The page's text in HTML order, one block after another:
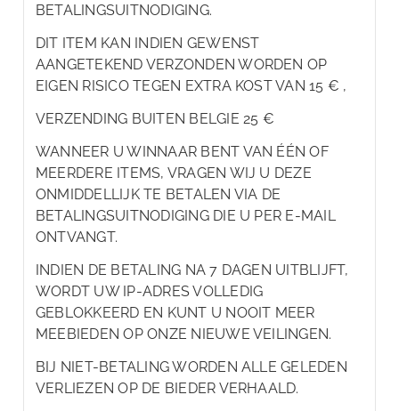
BETALINGSUITNODIGING.
DIT ITEM KAN INDIEN GEWENST
AANGETEKEND VERZONDEN WORDEN OP
EIGEN RISICO TEGEN EXTRA KOST VAN 15 € ,
VERZENDING BUITEN BELGIE 25 €
WANNEER U WINNAAR BENT VAN ÉÉN OF
MEERDERE ITEMS, VRAGEN WIJ U DEZE
ONMIDDELLIJK TE BETALEN VIA DE
BETALINGSUITNODIGING DIE U PER E-MAIL
ONTVANGT.
INDIEN DE BETALING NA 7 DAGEN UITBLIJFT,
WORDT UW IP-ADRES VOLLEDIG
GEBLOKKEERD EN KUNT U NOOIT MEER
MEEBIEDEN OP ONZE NIEUWE VEILINGEN.
BIJ NIET-BETALING WORDEN ALLE GELEDEN
VERLIEZEN OP DE BIEDER VERHAALD.